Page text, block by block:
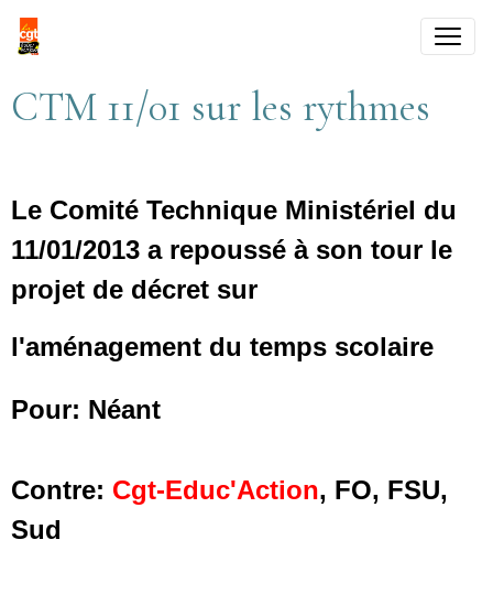
CTM 11/01 sur les rythmes
Le Comité Technique Ministériel du
11/01/2013 a repoussé à son tour le
projet de décret sur
l'aménagement du temps scolaire
Pour: Néant
Contre: Cgt-Educ'Action, FO, FSU,
Sud